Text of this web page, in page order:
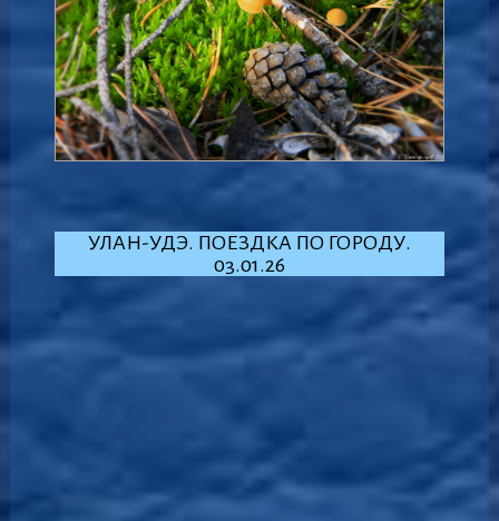
УЛАН-УДЭ. ПОЕЗДКА ПО ГОРОДУ.
03.01.26